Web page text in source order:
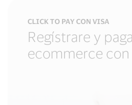
CLICK TO PAY CON VISA
Regístrare y
ecommerce con
Abrir
en
Nueva
ventana
,